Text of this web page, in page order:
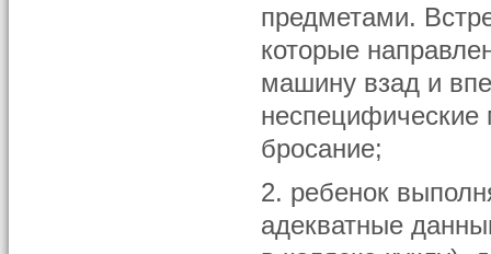
предметами.
которые
машину взад и
неспецифические
бросание;
2. ребенок
адекватные